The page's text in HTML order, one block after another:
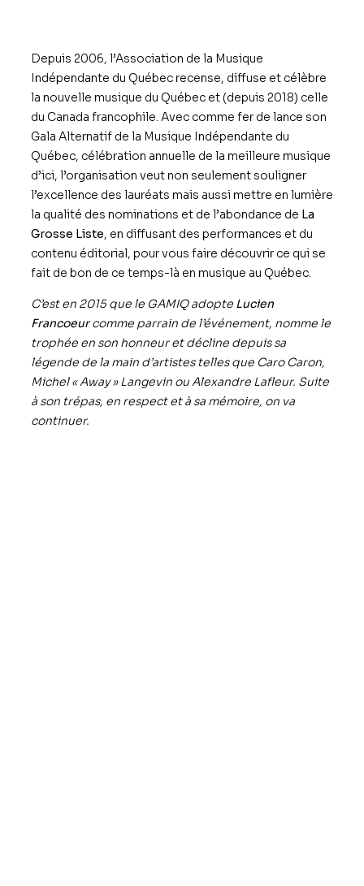
Depuis 2006, l’Association de la Musique
Indépendante du Québec recense, diffuse et célèbre
la nouvelle musique du Québec et (depuis 2018) celle
du Canada francophile. Avec comme fer de lance son
Gala Alternatif de la Musique Indépendante du
Québec, célébration annuelle de la meilleure musique
d’ici, l’organisation veut non seulement souligner
l’excellence des lauréats mais aussi mettre en lumière
la qualité des nominations et de l’abondance de La
Grosse Liste, en diffusant des performances et du
contenu éditorial, pour vous faire découvrir ce qui se
fait de bon de ce temps-là en musique au Québec.
C’est en 2015 que le GAMIQ adopte Lucien
Francoeurcomme parrain de l’événement, nomme le
trophée en son honneur et décline depuis sa
légende de la main d’artistes telles que Caro Caron,
Michel « Away » Langevin ou Alexandre Lafleur. Suite
à son trépas, en respect et à sa mémoire, on va
continuer.